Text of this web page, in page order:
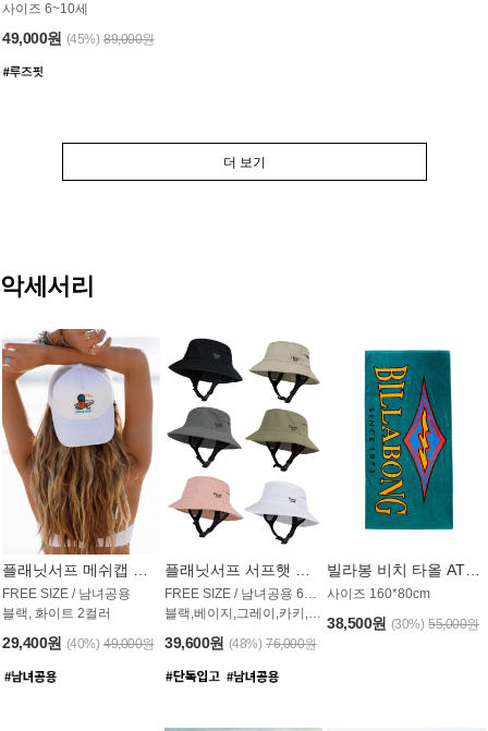
사이즈 6~10세
49,000원 (45%) 89,000원
더 보기
악세서리
FREE SIZE / 남녀공용
블랙, 화이트 2컬러
29,400원 (40%) 49,000원
블랙,베이지,그레이,카키,핑크,화이트
39,600원 (48%) 76,000원
사이즈 160*80cm
38,500원 (30%) 55,000원